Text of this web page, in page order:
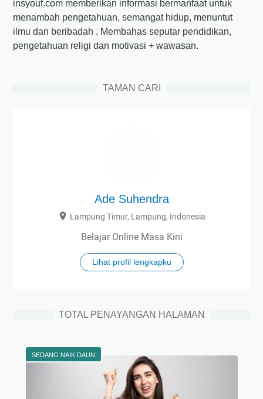
insyouf.com memberikan informasi bermanfaat untuk
menambah pengetahuan, semangat hidup, menuntut
ilmu dan beribadah . Membahas seputar pendidikan,
pengetahuan religi dan motivasi + wawasan.
TAMAN CARI
Ade Suhendra
Lampung Timur, Lampung, Indonesia
Belajar Online Masa Kini
Lihat profil lengkapku
TOTAL PENAYANGAN HALAMAN
SEDANG NAIK DAUN